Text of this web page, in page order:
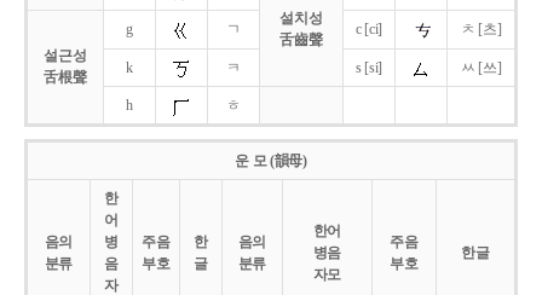
설치성
舌齒聲
설근성
舌根聲
g ㄱ c [ci] ㅊ [츠]
k ㅋ s [si] ㅆ [쓰]
h ㅎ
운 모 (韻母)
음의
분류
한
어
병
음
자
주음
부호
한
글
음의
분류
한어
병음
자모
주음
부호
한글